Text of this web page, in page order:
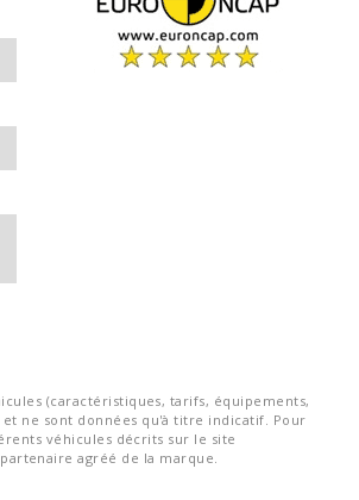
(caractéristiques, tarifs, équipements,
ne sont données qu'à titre indicatif. Pour
véhicules décrits sur le site
agréé de la marque.